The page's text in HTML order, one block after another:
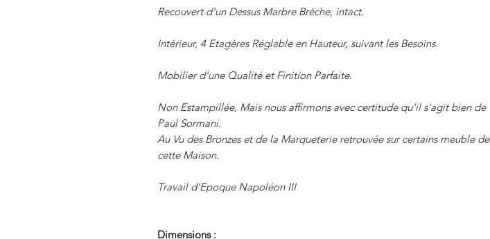
Recouvert d'un Dessus Marbre Brèche, intact.
Intérieur, 4 Etagères Réglable en Hauteur, suivant les Besoins.
Mobilier d'une Qualité et Finition Parfaite.
Non Estampillée, Mais nous affirmons avec certitude qu'il s'agit bien de
Paul Sormani.
Au Vu des Bronzes et de la Marqueterie retrouvée sur certains meuble de
cette Maison.
Travail d'Epoque Napoléon III
Dimensions :